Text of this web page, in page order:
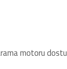
motoru dostu